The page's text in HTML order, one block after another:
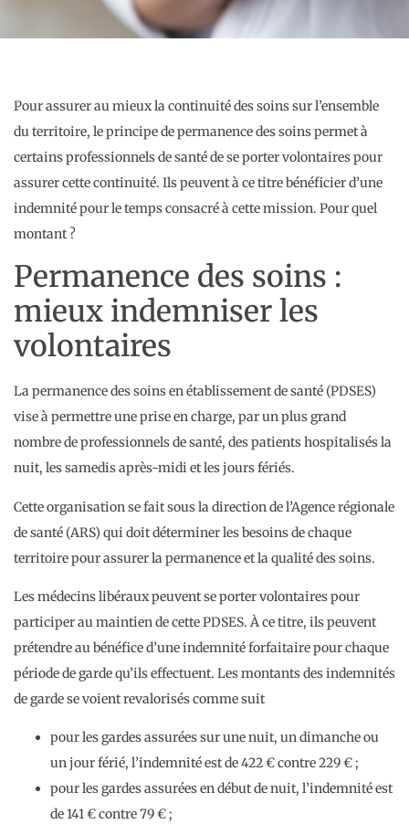
Pour assurer au mieux la continuité des soins sur l’ensemble
du territoire, le principe de permanence des soins permet à
certains professionnels de santé de se porter volontaires pour
assurer cette continuité. Ils peuvent à ce titre bénéficier d’une
indemnité pour le temps consacré à cette mission. Pour quel
montant ?
Permanence des soins :
mieux indemniser les
volontaires
La permanence des soins en établissement de santé (PDSES)
vise à permettre une prise en charge, par un plus grand
nombre de professionnels de santé, des patients hospitalisés la
nuit, les samedis après-midi et les jours fériés.
Cette organisation se fait sous la direction de l’Agence régionale
de santé (ARS) qui doit déterminer les besoins de chaque
territoire pour assurer la permanence et la qualité des soins.
Les médecins libéraux peuvent se porter volontaires pour
participer au maintien de cette PDSES. À ce titre, ils peuvent
prétendre au bénéfice d’une indemnité forfaitaire pour chaque
période de garde qu’ils effectuent. Les montants des indemnités
de garde se voient revalorisés comme suit
pour les gardes assurées sur une nuit, un dimanche ou
un jour férié, l’indemnité est de 422 € contre 229 € ;
pour les gardes assurées en début de nuit, l’indemnité est
de 141 € contre 79 € ;